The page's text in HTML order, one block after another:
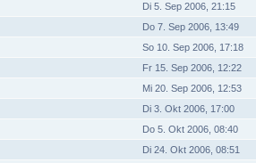
Di 5. Sep 2006, 21:15
Do 7. Sep 2006, 13:49
So 10. Sep 2006, 17:18
Fr 15. Sep 2006, 12:22
Mi 20. Sep 2006, 12:53
Di 3. Okt 2006, 17:00
Do 5. Okt 2006, 08:40
Di 24. Okt 2006, 08:51